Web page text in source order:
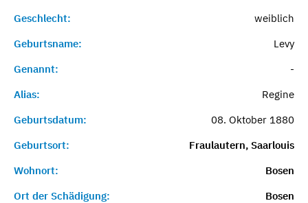
Geschlecht:
weiblich
Geburtsname:
Levy
Genannt:
-
Alias:
Regine
Geburtsdatum:
08. Oktober 1880
Geburtsort:
Fraulautern, Saarlouis
Wohnort:
Bosen
Ort der Schädigung:
Bosen